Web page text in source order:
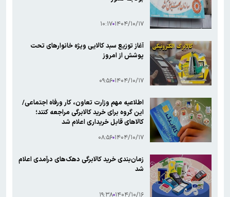
۱۴۰۴/۱۰/۱۷ ۱۰:۱۷
آغاز توزیع سبد کالایی ویژه خانوارهای تحت
پوشش از امروز
۱۴۰۴/۱۰/۱۷ ۰۹:۵۶
اطلاعیه مهم وزارت تعاون، کار ‌ورفاه اجتماعی/
این گروه برای خرید کالابرگی مراجعه کنند؛
کالاهای قابل خریداری اعلام شد
۱۴۰۴/۱۰/۱۷ ۰۸:۵۶
زمان‌بندی خرید کالابرگی دهک‌های درآمدی اعلام
شد
۱۴۰۴/۱۰/۱۶ ۱۹:۳۸